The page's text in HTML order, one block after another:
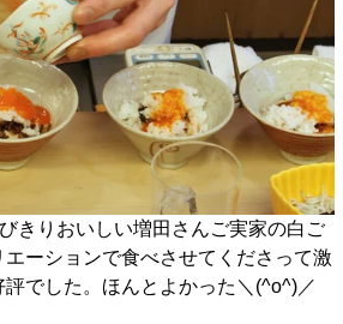
きりおいしい増田さんご実家の白ご
ーションで食べさせてくださって激
でした。ほんとよかった＼(^o^)／